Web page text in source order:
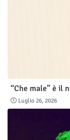
“Che male” è il
Luglio 26, 2026